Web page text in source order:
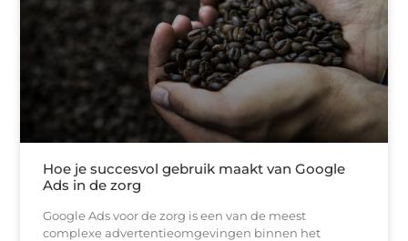
Hoe je succesvol gebruik maakt van Google
Ads in de zorg
Google Ads voor de zorg is een van de meest
complexe advertentieomgevingen binnen het